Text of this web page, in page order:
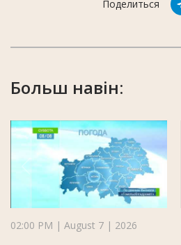
Поделиться
Больш навін:
02:00 PM | August 7 | 2026